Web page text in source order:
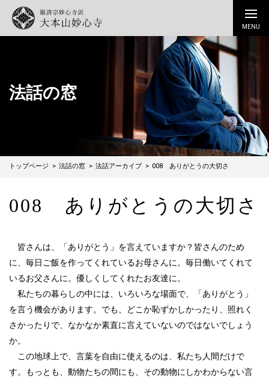
法話の窓
トップページ 法話の窓 法話アーカイブ 008 ありがとうの大切さ
008 ありがとうの大切さ
皆さんは、「ありがとう」を言えていますか？皆さんのため
に、毎日ご飯を作ってくれているお母さんに。毎日働いてくれて
いるお父さんに。優しくしてくれたお友達に。
私たちの暮らしの中には、いろいろな場面で、「ありがとう」
を言う機会があります。でも、どこか恥ずかしかったり、照れく
さかったりで、なかなか素直に言えていないのではないでしょう
か。
この地球上で、言葉を自由に使えるのは、私たち人間だけで
す。もっとも、動物たちの間にも、その動物にしかわからない言